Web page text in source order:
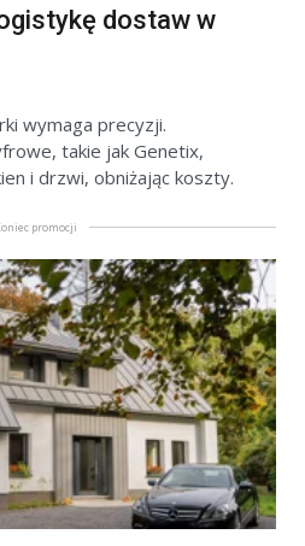
dostaw w
wymaga precyzji.
takie jak Genetix,
i drzwi, obniżając koszty.
promocji